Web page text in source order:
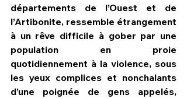
départements de l’Ouest et de
l’Artibonite, ressemble étrangement
à un rêve difficile à gober par une
population en proie
quotidiennement à la violence, sous
les yeux complices et nonchalants
d’une poignée de gens appelés,